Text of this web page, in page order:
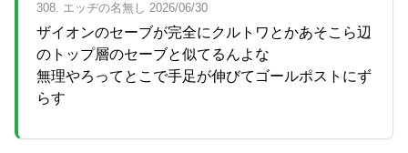
308. エッヂの名無し 2026/06/30
ザイオンのセーブが完全にクルトワとかあそこら辺
のトップ層のセーブと似てるんよな
無理やろってとこで手足が伸びてゴールポストにず
らす